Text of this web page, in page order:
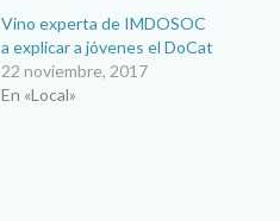
Vino experta de IMDOSOC
a explicar a jóvenes el DoCat
22 noviembre, 2017
En «Local»